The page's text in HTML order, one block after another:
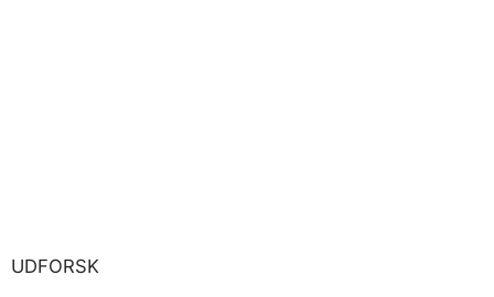
UDFORSK